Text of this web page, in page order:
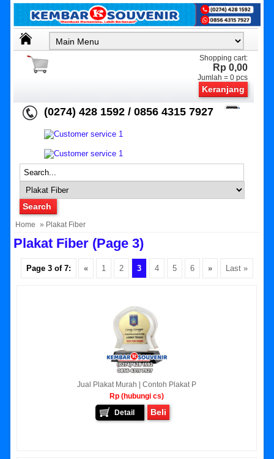
Shopping cart:
Rp 0,00
Jumlah =0 pcs
Keranjang
(0274) 428 1592 / 0856 4315 7927
Home » Plakat Fiber
Plakat Fiber (page 3)
Page 3 of 7: « 1 2 3 4 5 6 » Last »
Jual Plakat Murah | Contoh Plakat P
Rp (hubungi cs)
Detail
Beli